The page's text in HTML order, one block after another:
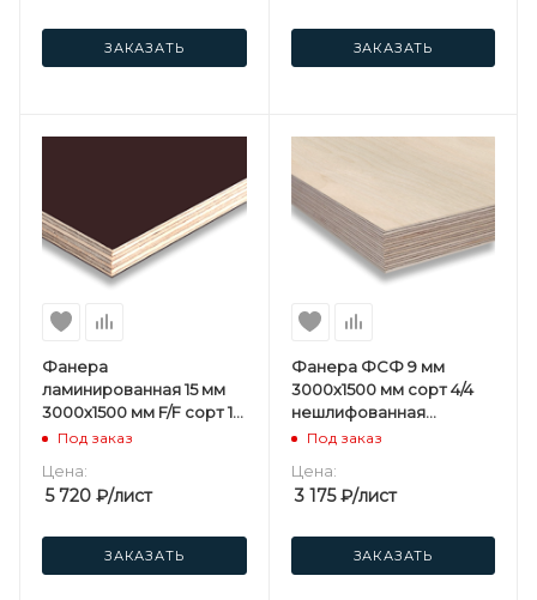
ЗАКАЗАТЬ ЗАКАЗАТЬ
Фанера
ламинированная 15 мм
3000х1500 мм F/F сорт 1/1
березовая
Под заказ
Цена:
5 720 ₽/лист
ЗАКАЗАТЬ
Фанера ФСФ 9 мм
3000х1500 мм сорт 4/4
нешлифованная
березовая
Под заказ
Цена:
3 175₽/лист
ЗАКАЗАТЬ